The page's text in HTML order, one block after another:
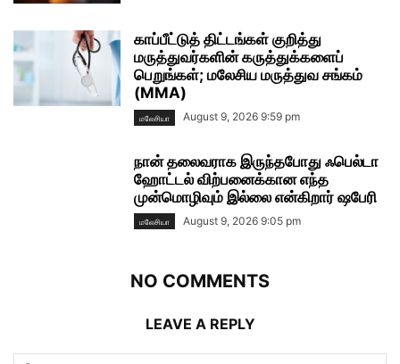
காப்பீட்டுத் திட்டங்கள் குறித்து
மருத்துவர்களின் கருத்துக்களைப்
பெறுங்கள்; மலேசிய மருத்துவ சங்கம்
(MMA)
மலேசியா August 9, 2026 9:59 pm
நான் தலைவராக இருந்தபோது ஃபெல்டா
ஹோட்டல் விற்பனைக்கான எந்த
முன்மொழிவும் இல்லை என்கிறார் ஷபேரி
மலேசியா August 9, 2026 9:05 pm
NO COMMENTS
LEAVE A REPLY